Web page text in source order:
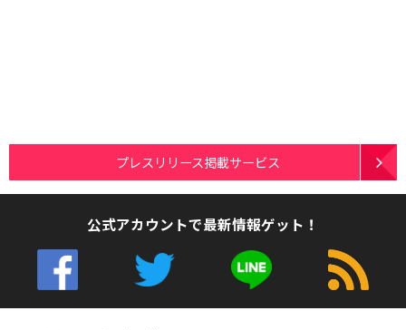
プレスリリース掲載サービス
公式アカウントで最新情報ゲット！